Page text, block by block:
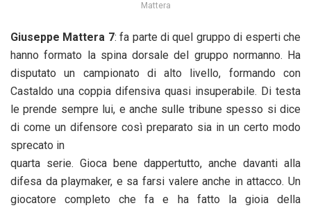
Mattera
Giuseppe Mattera 7: fa parte di quel gruppo di esperti che
hanno formato la spina dorsale del gruppo normanno. Ha
disputato un campionato di alto livello, formando con
Castaldo una coppia difensiva quasi insuperabile. Di testa
le prende sempre lui, e anche sulle tribune spesso si dice
di come un difensore così preparato sia in un certo modo
sprecato in
quarta serie. Gioca bene dappertutto, anche davanti alla
difesa da playmaker, e sa farsi valere anche in attacco. Un
giocatore completo che fa e ha fatto la gioia della